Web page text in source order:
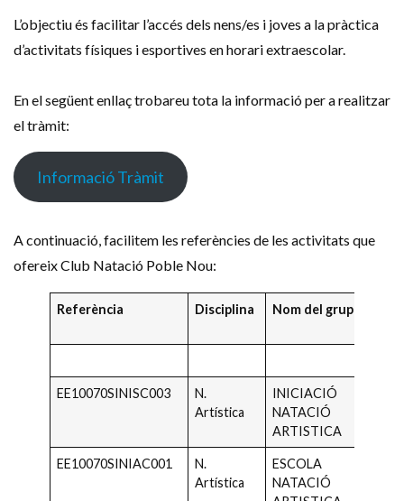
L’objectiu és facilitar l’accés dels nens/es i joves a la pràctica
d’activitats físiques i esportives en horari extraescolar.
En el següent enllaç trobareu tota la informació per a realitzar
el tràmit:
Informació Tràmit
A continuació, facilitem les referències de les activitats que
ofereix Club Natació Poble Nou:
Referència Disciplina Nom del grup
EE10070SINISC003
N.
Artística
INICIACIÓ
NATACIÓ
ARTISTICA
EE10070SINIAC001
N.
Artística
ESCOLA
NATACIÓ